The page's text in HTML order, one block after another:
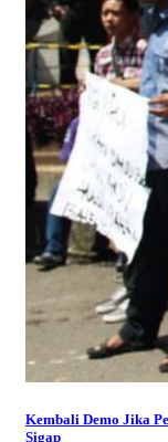
Kembali Demo Jika
Sigap